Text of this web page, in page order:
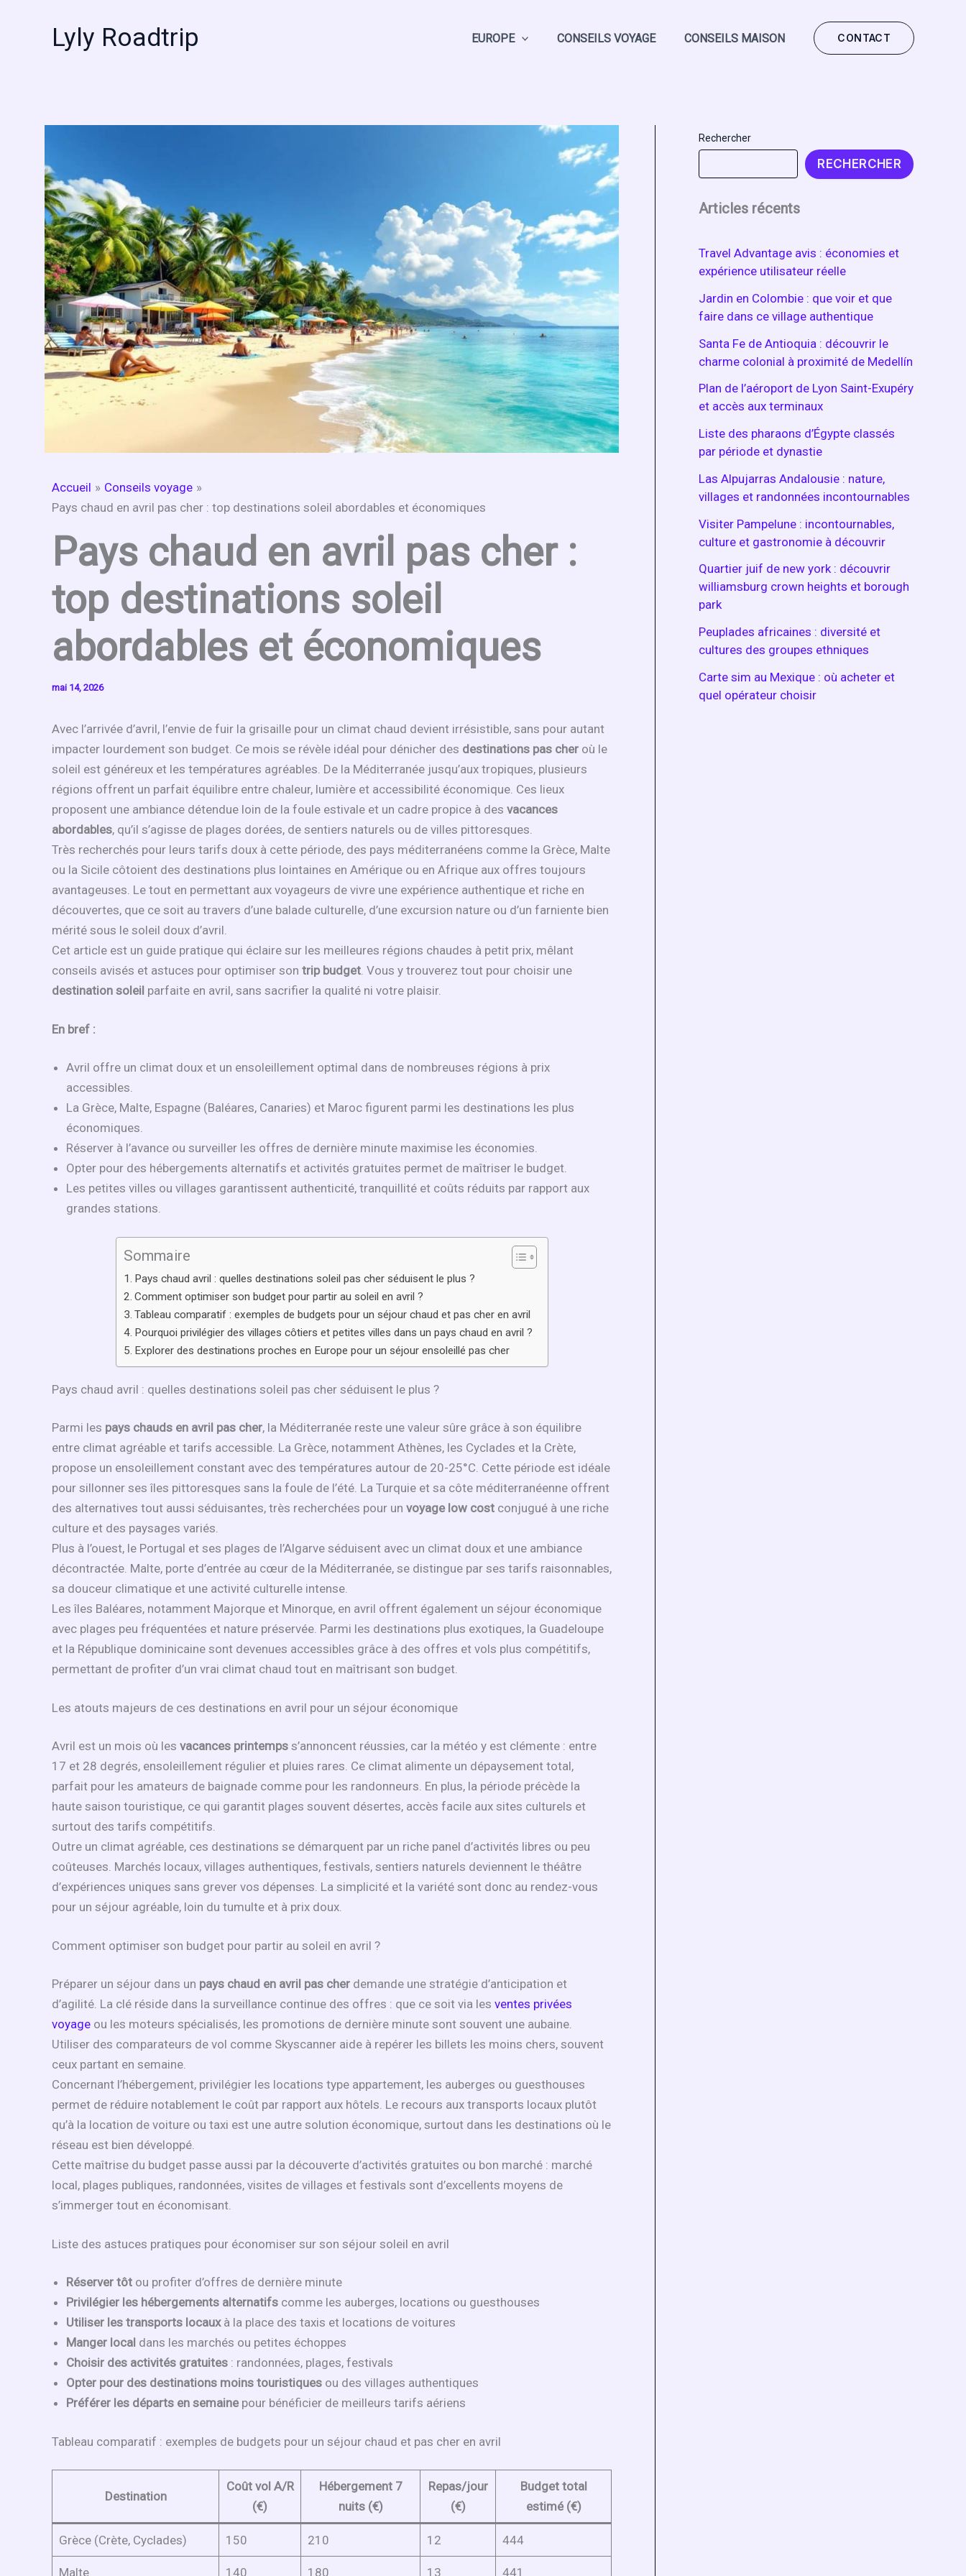
Lyly Roadtrip EUROPE CONSEILS VOYAGE CONSEILS MAISON CONTACT
Accueil
Conseils voyage
Pays chaud en avril pas cher : top destinations soleil abordables et économiques
Pays chaud en avril pas cher :
top destinations soleil
abordables et économiques
mai 14, 2026
Avec l’arrivée d’avril, l’envie de fuir la grisaille pour un climat chaud devient irrésistible, sans pour autant
impacter lourdement son budget. Ce mois se révèle idéal pour dénicher des destinations pas cher où le
soleil est généreux et les températures agréables. De la Méditerranée jusqu’aux tropiques, plusieurs
régions offrent un parfait équilibre entre chaleur, lumière et accessibilité économique. Ces lieux
proposent une ambiance détendue loin de la foule estivale et un cadre propice à des vacances
abordables, qu’il s’agisse de plages dorées, de sentiers naturels ou de villes pittoresques.
Très recherchés pour leurs tarifs doux à cette période, des pays méditerranéens comme la Grèce, Malte
ou la Sicile côtoient des destinations plus lointaines en Amérique ou en Afrique aux offres toujours
avantageuses. Le tout en permettant aux voyageurs de vivre une expérience authentique et riche en
découvertes, que ce soit au travers d’une balade culturelle, d’une excursion nature ou d’un farniente bien
mérité sous le soleil doux d’avril.
Cet article est un guide pratique qui éclaire sur les meilleures régions chaudes à petit prix, mêlant
conseils avisés et astuces pour optimiser son trip budget. Vous y trouverez tout pour choisir une
destination soleil parfaite en avril, sans sacrifier la qualité ni votre plaisir.
En bref :
Avril offre un climat doux et un ensoleillement optimal dans de nombreuses régions à prix
accessibles.
La Grèce, Malte, Espagne (Baléares, Canaries) et Maroc figurent parmi les destinations les plus
économiques.
Réserver à l’avance ou surveiller les offres de dernière minute maximise les économies.
Opter pour des hébergements alternatifs et activités gratuites permet de maîtriser le budget.
Les petites villes ou villages garantissent authenticité, tranquillité et coûts réduits par rapport aux
grandes stations.
Sommaire
Pays chaud avril : quelles destinations soleil pas cher séduisent le plus ?
Comment optimiser son budget pour partir au soleil en avril ?
Tableau comparatif : exemples de budgets pour un séjour chaud et pas cher en avril
Pourquoi privilégier des villages côtiers et petites villes dans un pays chaud en avril ?
Explorer des destinations proches en Europe pour un séjour ensoleillé pas cher
Pays chaud avril : quelles destinations soleil pas cher séduisent le plus ?
Parmi les pays chauds en avril pas cher, la Méditerranée reste une valeur sûre grâce à son équilibre
entre climat agréable et tarifs accessible. La Grèce, notamment Athènes, les Cyclades et la Crète,
propose un ensoleillement constant avec des températures autour de 20-25°C. Cette période est idéale
pour sillonner ses îles pittoresques sans la foule de l’été. La Turquie et sa côte méditerranéenne offrent
des alternatives tout aussi séduisantes, très recherchées pour un voyage low cost conjugué à une riche
culture et des paysages variés.
Plus à l’ouest, le Portugal et ses plages de l’Algarve séduisent avec un climat doux et une ambiance
décontractée. Malte, porte d’entrée au cœur de la Méditerranée, se distingue par ses tarifs raisonnables,
sa douceur climatique et une activité culturelle intense.
Les îles Baléares, notamment Majorque et Minorque, en avril offrent également un séjour économique
avec plages peu fréquentées et nature préservée. Parmi les destinations plus exotiques, la Guadeloupe
et la République dominicaine sont devenues accessibles grâce à des offres et vols plus compétitifs,
permettant de profiter d’un vrai climat chaud tout en maîtrisant son budget.
Les atouts majeurs de ces destinations en avril pour un séjour économique
Avril est un mois où les vacances printemps s’annoncent réussies, car la météo y est clémente : entre
17 et 28 degrés, ensoleillement régulier et pluies rares. Ce climat alimente un dépaysement total,
parfait pour les amateurs de baignade comme pour les randonneurs. En plus, la période précède la
haute saison touristique, ce qui garantit plages souvent désertes, accès facile aux sites culturels et
surtout des tarifs compétitifs.
Outre un climat agréable, ces destinations se démarquent par un riche panel d’activités libres ou peu
coûteuses. Marchés locaux, villages authentiques, festivals, sentiers naturels deviennent le théâtre
d’expériences uniques sans grever vos dépenses. La simplicité et la variété sont donc au rendez-vous
pour un séjour agréable, loin du tumulte et à prix doux.
Comment optimiser son budget pour partir au soleil en avril ?
Préparer un séjour dans un pays chaud en avril pas cher demande une stratégie d’anticipation et
d’agilité. La clé réside dans la surveillance continue des offres : que ce soit via les ventes privées
voyage ou les moteurs spécialisés, les promotions de dernière minute sont souvent une aubaine.
Utiliser des comparateurs de vol comme Skyscanner aide à repérer les billets les moins chers, souvent
ceux partant en semaine.
Concernant l’hébergement, privilégier les locations type appartement, les auberges ou guesthouses
permet de réduire notablement le coût par rapport aux hôtels. Le recours aux transports locaux plutôt
qu’à la location de voiture ou taxi est une autre solution économique, surtout dans les destinations où le
réseau est bien développé.
Cette maîtrise du budget passe aussi par la découverte d’activités gratuites ou bon marché : marché
local, plages publiques, randonnées, visites de villages et festivals sont d’excellents moyens de
s’immerger tout en économisant.
Liste des astuces pratiques pour économiser sur son séjour soleil en avril
Réserver tôt ou profiter d’offres de dernière minute
Privilégier les hébergements alternatifs comme les auberges, locations ou guesthouses
Utiliser les transports locauxà la place des taxis et locations de voitures
Manger local dans les marchés ou petites échoppes
Choisir des activités gratuites : randonnées, plages, festivals
Opter pour des destinations moins touristiques ou des villages authentiques
Préférer les départs en semainepour bénéficier de meilleurs tarifs aériens
Tableau comparatif : exemples de budgets pour un séjour chaud et pas cher en avril
Destination
Coût vol A/R
(€)
Hébergement 7
nuits (€)
Repas/jour
(€)
Budget total
estimé (€)
Grèce (Crète, Cyclades) 150 210 12 444
Malte 140 180 13 441
Rechercher
RECHERCHER
Articles récents
Travel Advantage avis : économies et
expérience utilisateur réelle
Jardin en Colombie : que voir et que
faire dans ce village authentique
Santa Fe de Antioquia : découvrir le
charme colonial à proximité de Medellín
Plan de l’aéroport de Lyon Saint-Exupéry
et accès aux terminaux
Liste des pharaons d’Égypte classés
par période et dynastie
Las Alpujarras Andalousie : nature,
villages et randonnées incontournables
Visiter Pampelune : incontournables,
culture et gastronomie à découvrir
Quartier juif de new york : découvrir
williamsburg crown heights et borough
park
Peuplades africaines : diversité et
cultures des groupes ethniques
Carte sim au Mexique : où acheter et
quel opérateur choisir